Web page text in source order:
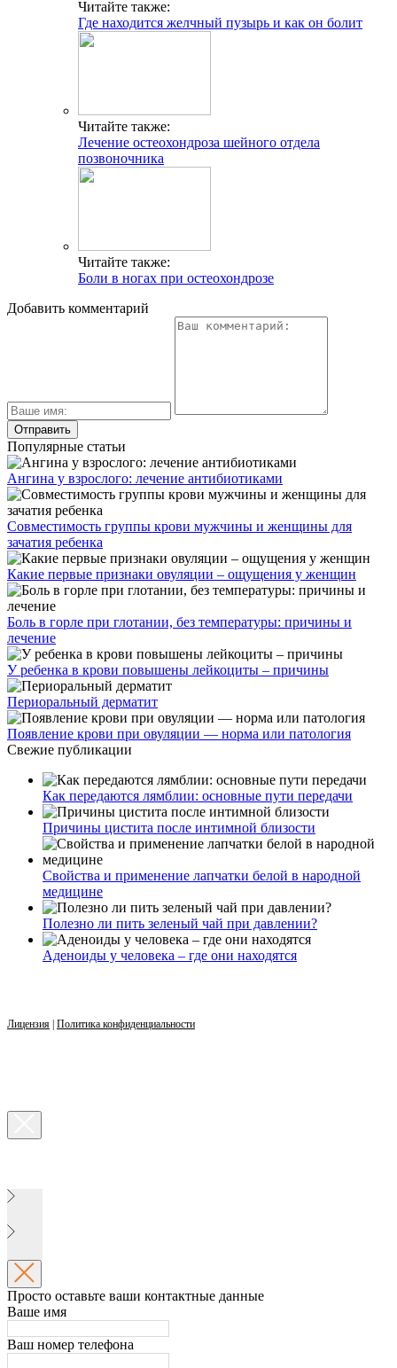
Читайте также:
Где находится желчный пузырь и как он болит
Читайте также:
Лечение остеохондроза шейного отдела
позвоночника
Читайте также:
Боли в ногах при остеохондрозе
Добавить комментарий
Популярные статьи
Ангина у взрослого: лечение антибиотиками
Совместимость группы крови мужчины и женщины для
зачатия ребенка
Какие первые признаки овуляции – ощущения у женщин
Боль в горле при глотании, без температуры: причины и
лечение
У ребенка в крови повышены лейкоциты – причины
Периоральный дерматит
Появление крови при овуляции — норма или патология
Свежие публикации
Как передаются лямблии: основные пути передачи
Причины цистита после интимной близости
Свойства и применение лапчатки белой в народной
медицине
Полезно ли пить зеленый чай при давлении?
Аденоиды у человека – где они находятся
Лицензия | Политика конфиденциальности
Просто оставьте ваши контактные данные
Ваше имя
Ваш номер телефона